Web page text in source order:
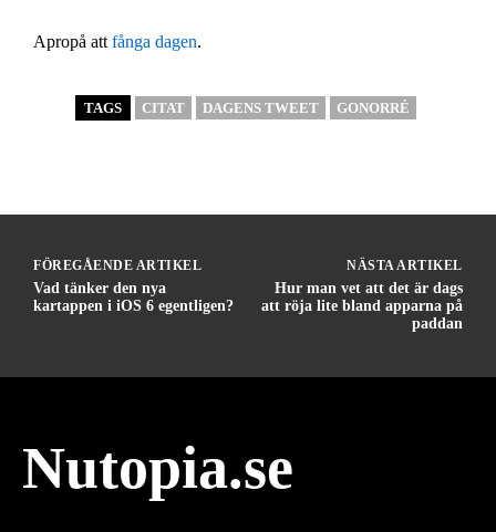
Apropå att fånga dagen.
TAGS CITAT DAGENS TWEET GONORRÉ
FÖREGÅENDE ARTIKEL
Vad tänker den nya
kartappen i iOS 6 egentligen?
NÄSTA ARTIKEL
Hur man vet att det är dags
att röja lite bland apparna på
paddan
Nutopia.se